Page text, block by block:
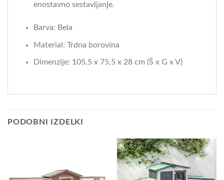
enostavno sestavljanje.
Barva: Bela
Material: Trdna borovina
Dimenzije: 105,5 x 75,5 x 28 cm (Š x G x V)
PODOBNI IZDELKI